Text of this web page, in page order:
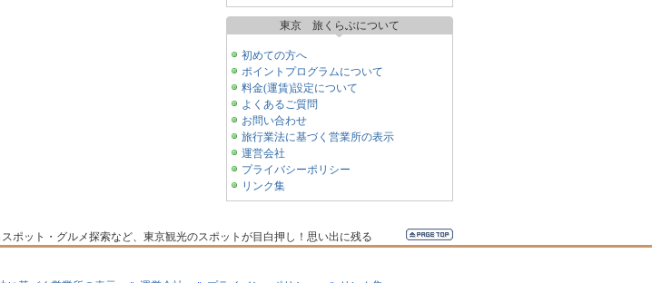
東京 旅くらぶについて
初めての方へ
ポイントプログラムについて
料金(運賃)設定について
よくあるご質問
お問い合わせ
旅行業法に基づく営業所の表示
運営会社
プライバシーポリシー
リンク集
ポット・グルメ探索など、東京観光のスポットが目白押し！思い出に残る